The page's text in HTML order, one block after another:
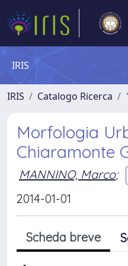
IRIS
IRIS Catalogo Ricerca
Morfologia
Chiaramonte
MANNINO, Marco;
2014-01-01
Scheda breve